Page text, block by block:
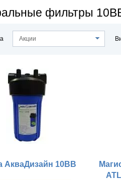
фильтры
Акции
АкваДизайн 10BB